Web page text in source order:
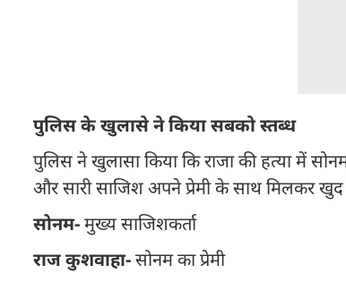
पुलिस के खुलासे ने किया सबको स्तब्ध
पुलिस ने खुलासा किया कि राजा की हत्या में
और सारी साजिश अपने प्रेमी के साथ मिलकर
सोनम-मुख्य साजिशकर्ता
राज कुशवाहा-सोनम का प्रेमी